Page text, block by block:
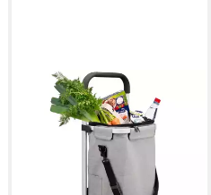
BREMERMANN
Einkaufstrolley Einkaufstrolley
DREBBER - 45 L Kapazität,
UVP 80,99 €